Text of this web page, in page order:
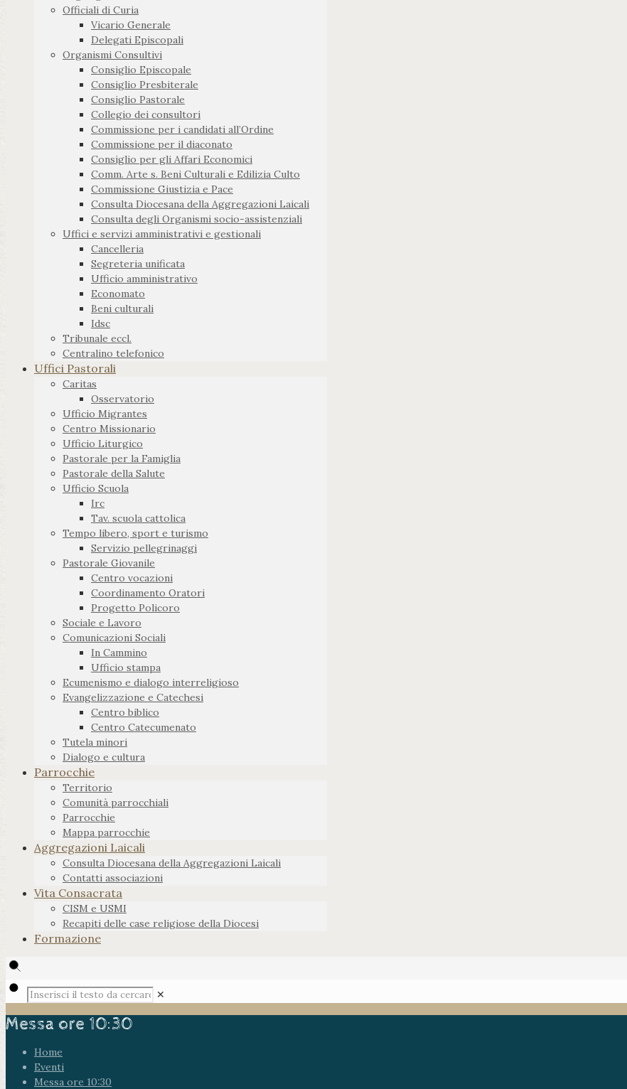
Officiali di Curia
Vicario Generale
Delegati Episcopali
Organismi Consultivi
Consiglio Episcopale
Consiglio Presbiterale
Consiglio Pastorale
Collegio dei consultori
Commissione per i candidati all’Ordine
Commissione per il diaconato
Consiglio per gli Affari Economici
Comm. Arte s. Beni Culturali e Edilizia Culto
Commissione Giustizia e Pace
Consulta Diocesana della Aggregazioni Laicali
Consulta degli Organismi socio-assistenziali
Uffici e servizi amministrativi e gestionali
Cancelleria
Segreteria unificata
Ufficio amministrativo
Economato
Beni culturali
Idsc
Tribunale eccl.
Centralino telefonico
Uffici Pastorali
Caritas
Osservatorio
Ufficio Migrantes
Centro Missionario
Ufficio Liturgico
Pastorale per la Famiglia
Pastorale della Salute
Ufficio Scuola
Irc
Tav. scuola cattolica
Tempo libero, sport e turismo
Servizio pellegrinaggi
Pastorale Giovanile
Centro vocazioni
Coordinamento Oratori
Progetto Policoro
Sociale e Lavoro
Comunicazioni Sociali
In Cammino
Ufficio stampa
Ecumenismo e dialogo interreligioso
Evangelizzazione e Catechesi
Centro biblico
Centro Catecumenato
Tutela minori
Dialogo e cultura
Parrocchie
Territorio
Comunità parrocchiali
Parrocchie
Mappa parrocchie
Aggregazioni Laicali
Consulta Diocesana della Aggregazioni Laicali
Contatti associazioni
Vita Consacrata
CISM e USMI
Recapiti delle case religiose della Diocesi
Formazione
✕
Messa ore 10:30
Home
Eventi
Messa ore 10:30